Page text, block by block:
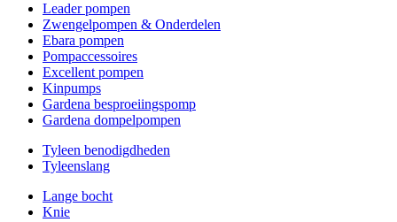
Leader pompen
Zwengelpompen & Onderdelen
Ebara pompen
Pompaccessoires
Excellent pompen
Kinpumps
Gardena besproeiingspomp
Gardena dompelpompen
Tyleen benodigdheden
Tyleenslang
Lange bocht
Knie